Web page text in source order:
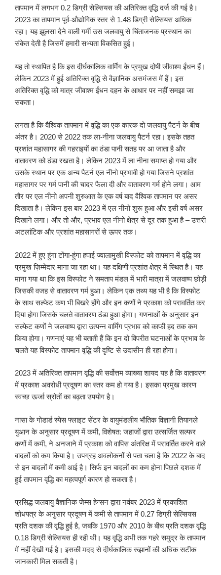
तापमान में लगभग 0.2 डिग्री सेल्सियस की अतिरिक्त वृद्धि दर्ज की गई है।
2023 का तापमान पूर्व-औद्योगिक स्तर से 1.48 डिग्री सेल्सियस अधिक
रहा। यह झुलसा देने वाली गर्मी उस जलवायु से चिंताजनक प्रस्थान का
संकेत देती है जिसमें हमारी सभ्यता विकसित हुई।
यह तो स्थापित है कि इस दीर्घकालिक वार्मिंग के प्रमुख दोषी जीवाश्म ईंधन हैं।
लेकिन 2023 में हुई अतिरिक्त वृद्धि से वैज्ञानिक असमंजस में हैं। इस
अतिरिक्त वृद्धि को मात्र जीवाश्म ईंधन दहन के आधार पर नहीं समझा जा
सकता।
लगता है कि वैश्विक तापमान में वृद्धि का एक कारक दो जलवायु पैटर्न के बीच
अंतर है। 2020 से 2022 तक ला-नीना जलवायु पैटर्न रहा। इसके तहत
प्रशांत महासागर की गहराइयों का ठंडा पानी सतह पर आ जाता है और
वातावरण को ठंडा रखता है। लेकिन 2023 में ला नीना समाप्त हो गया और
उसके स्थान पर एक अन्य पैटर्न एल नीनो प्रभावी हो गया जिसने प्रशांत
महासागर पर गर्म पानी की चादर फैला दी और वातावरण गर्म होने लगा। आम
तौर पर एल नीनो अपनी शुरुआत के एक वर्ष बाद वैश्विक तापमान पर असर
दिखाता है। लेकिन इस बार 2023 में एल नीनो शुरू हुआ और इसी वर्ष असर
दिखाने लगा। और तो और, प्रभाव एल नीनो क्षेत्र से दूर तक हुआ है – उत्तरी
अटलांटिक और प्रशांत महासागरों से ऊपर तक।
2022 में हुए हुंगा टोंगा-हुंगा हपाई ज्वालामुखी विस्फोट को तापमान में वृद्धि का
प्रमुख ज़िम्मेदार माना जा रहा था। यह दक्षिणी प्रशांत क्षेत्र में स्थित है। यह
माना गया था कि इस विस्फोट ने समताप मंडल में भारी मात्रा में जलवाष्प छोड़ी
जिसकी वजह से वातावरण गर्म हुआ। लेकिन एक तथ्य यह भी है कि विस्फोट
के साथ सल्फेट कण भी बिखरे होंगे और इन कणों ने प्रकाश को परावर्तित कर
दिया होगा जिसके चलते वातावरण ठंडा हुआ होगा। गणनाओं के अनुसार इन
सल्फेट कणों ने जलवाष्प द्वारा उत्पन्न वार्मिंग प्रभाव को काफी हद तक कम
किया होगा। गणनाएं यह भी बताती हैं कि इन दो विपरीत घटनाओं के प्रभाव के
चलते यह विस्फोट तापमान वृद्धि की दृष्टि से उदासीन ही रहा होगा।
2023 में अतिरिक्त तापमान वृद्धि की सर्वोत्तम व्याख्या शायद यह है कि वातावरण
में प्रकाश अवरोधी प्रदूषण का स्तर कम हो गया है। इसका प्रमुख कारण
स्वच्छ ऊर्जा स्रोतों का बढ़ता उपयोग है।
नासा के गोडार्ड स्पेस फ्लाइट सेंटर के वायुमंडलीय भौतिक विज्ञानी तियानले
युआन के अनुसार प्रदूषण में कमी, विशेषत: जहाजों द्वारा उत्सर्जित सल्फर
कणों में कमी, ने अनजाने में प्रकाश को वापिस अंतरिक्ष में परावर्तित करने वाले
बादलों को कम किया है। उपग्रह अवलोकनों से पता चला है कि 2022 के बाद
से इन बादलों में कमी आई है। सिर्फ इन बादलों का कम होना पिछले दशक में
हुई तापमान वृद्धि का महत्वपूर्ण कारण हो सकता है।
प्रसिद्ध जलवायु वैज्ञानिक जेम्स हेन्सन द्वारा नवंबर 2023 में प्रकाशित
शोधपत्र के अनुसार प्रदूषण में कमी से तापमान में 0.27 डिग्री सेल्सियस
प्रति दशक की वृद्धि हुई है, जबकि 1970 और 2010 के बीच प्रति दशक वृद्धि
0.18 डिग्री सेल्सियस ही रही थी। यह वृद्धि अभी तक गहरे समुद्र के तापमान
में नहीं देखी गई है। इसकी मदद से दीर्घकालिक रुझानों की अधिक सटीक
जानकारी मिल सकती है।